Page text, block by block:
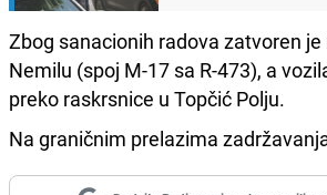
Zbog sanacionih radova zatvoren
Nemilu (spoj M-17 sa R-473), a
preko raskrsnice u Topčić Polju.
Na graničnim prelazima